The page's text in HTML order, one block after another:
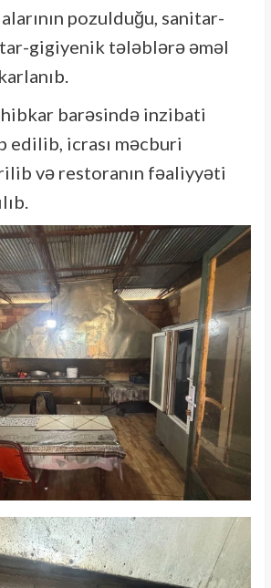
pozulduğu, sanitar-
gigiyenik tələblərə əməl
barəsində inzibati
icrası məcburi
və restoranın fəaliyyəti